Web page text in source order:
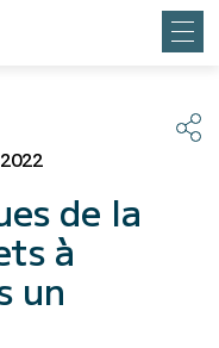
de la
à
un